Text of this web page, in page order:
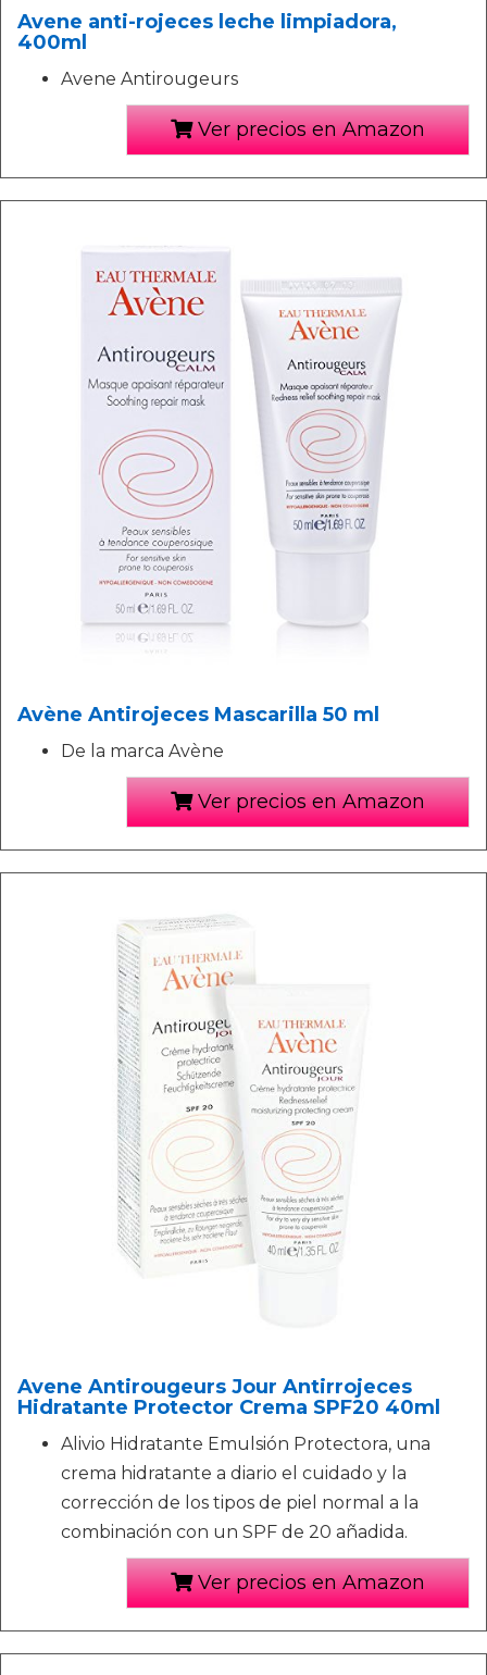
Avene anti-rojeces leche limpiadora,
400ml
Avene Antirougeurs
Ver precios en Amazon
Avène Antirojeces Mascarilla 50 ml
De la marca Avène
Ver precios en Amazon
Avene Antirougeurs Jour Antirrojeces
Hidratante Protector Crema SPF20 40ml
Alivio Hidratante Emulsión Protectora, una
crema hidratante a diario el cuidado y la
corrección de los tipos de piel normal a la
combinación con un SPF de 20 añadida.
Ver precios en Amazon